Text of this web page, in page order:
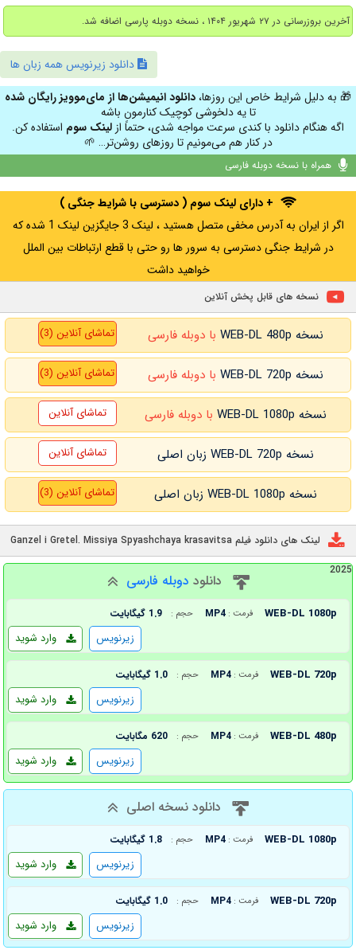
آخرین بروزرسانی در ۲۷ شهریور ۱۴۰۴ ، نسخه دوبله پارسی اضافه شد.
دانلود زیرنویس همه زبان ها
🎁 به دلیل شرایط خاص این روزها،دانلود انیمیشن‌ها از مای‌موویز رایگان شده
تا یه دلخوشی کوچیک کنارمون باشه
اگه هنگام دانلود با کندی سرعت مواجه شدی، حتماً از لینک سوم استفاده کن.
در کنار هم می‌مونیم تا روزهای روشن‌تر… 🌱
همراه با نسخه دوبله فارسی
+ دارای لینک سوم ( دسترسی با شرایط جنگی )
اگر از ایران به آدرس مخفی متصل هستید ، لینک 3 جایگزین لینک 1 شده که
در شرایط جنگی دسترسی به سرور ها رو حتی با قطع ارتباطات بین الملل
خواهید داشت
نسخه های قابل پخش آنلاین
نسخه WEB-DL 480p با دوبله فارسی تماشای آنلاین (3)
نسخه WEB-DL 720p با دوبله فارسی تماشای آنلاین (3)
نسخه WEB-DL 1080p با دوبله فارسی تماشای آنلاین
نسخه WEB-DL 720p زبان اصلی تماشای آنلاین
نسخه WEB-DL 1080p زبان اصلی تماشای آنلاین (3)
لینک های دانلود فیلم Ganzel i Gretel. Missiya Spyashchaya krasavitsa
2025
دانلود دوبله فارسی
WEB-DL 1080p فرمت : MP4 حجم : 1.9 گیگابایت
وارد شوید زیرنویس
WEB-DL 720p فرمت : MP4 حجم : 1.0 گیگابایت
وارد شوید زیرنویس
WEB-DL 480p فرمت : MP4 حجم : 620 مگابایت
وارد شوید زیرنویس
دانلود نسخه اصلی
WEB-DL 1080p فرمت : MP4 حجم : 1.8 گیگابایت
وارد شوید زیرنویس
WEB-DL 720p فرمت : MP4 حجم : 1.0 گیگابایت
وارد شوید زیرنویس